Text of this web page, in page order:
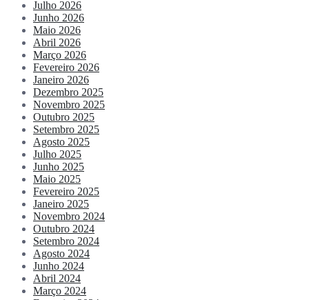
Julho 2026
Junho 2026
Maio 2026
Abril 2026
Março 2026
Fevereiro 2026
Janeiro 2026
Dezembro 2025
Novembro 2025
Outubro 2025
Setembro 2025
Agosto 2025
Julho 2025
Junho 2025
Maio 2025
Fevereiro 2025
Janeiro 2025
Novembro 2024
Outubro 2024
Setembro 2024
Agosto 2024
Junho 2024
Abril 2024
Março 2024